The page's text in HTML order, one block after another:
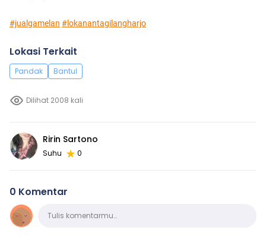
#jualgamelan #lokanantagilangharjo
Lokasi Terkait
Pandak Bantul
Dilihat 2008 kali
Ririn Sartono
Suhu 0
0 Komentar
KomentarTulis komentarmu…